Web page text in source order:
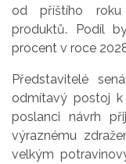
od příštího roku
produktů. Podíl
procent v roce
Představitelé
odmítavý postoj
poslanci návrh
výraznému
velkým